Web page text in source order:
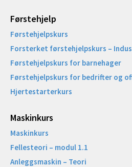
Førstehjelp
Førstehjelpskurs
Forsterket førstehjelpskurs –
Førstehjelpskurs for barnehager
Førstehjelpskurs for bedrifter og
Hjertestarterkurs
Maskinkurs
Maskinkurs
Fellesteori – modul 1.1
Anleggsmaskin – Teori